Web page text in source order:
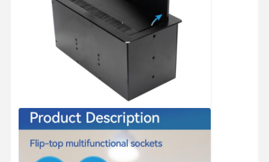
테이블 케이블 조직기
埋め込みUSB充電器
오디오 비디오 박스
리프트 데스크 액세서리
켜진 전원 스트립
소파 블루투스 오디오 시스템
소파 독서등